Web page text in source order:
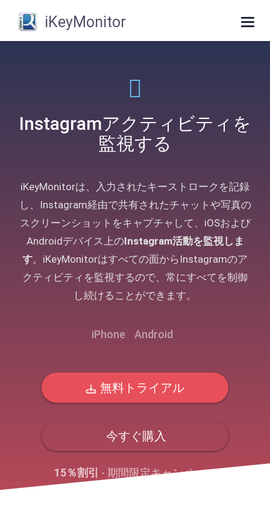
iKeyMonitor
Instagramアクティビティを
監視する
iKeyMonitorは、入力されたキーストロークを記録
し、Instagram経由で共有されたチャットや写真の
スクリーンショットをキャプチャして、iOSおよび
Androidデバイス上のInstagram活動を監視しま
す。iKeyMonitorはすべての面からInstagramのア
クティビティを監視するので、常にすべてを制御
し続けることができます。
iPhone Android
無料トライアル
今すぐ購入
15％割引 - 期間限定キャンペーン